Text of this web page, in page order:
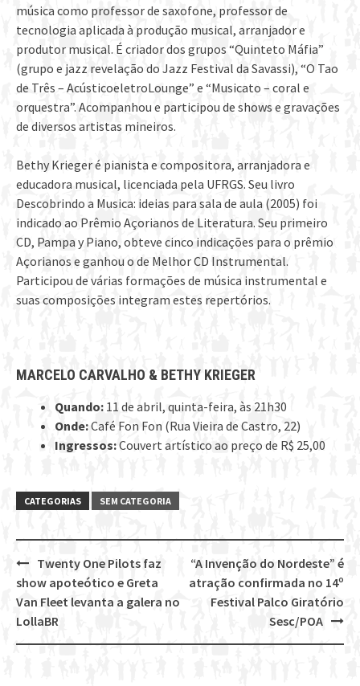
música como professor de saxofone, professor de
tecnologia aplicada à produção musical, arranjador e
produtor musical. É criador dos grupos “Quinteto Máfia”
(grupo e jazz revelação do Jazz Festival da Savassi), “O Tao
de Três – AcústicoeletroLounge” e “Musicato – coral e
orquestra”. Acompanhou e participou de shows e gravações
de diversos artistas mineiros.
Bethy Krieger é pianista e compositora, arranjadora e
educadora musical, licenciada pela UFRGS. Seu livro
Descobrindo a Musica: ideias para sala de aula (2005) foi
indicado ao Prêmio Açorianos de Literatura. Seu primeiro
CD, Pampa y Piano, obteve cinco indicações para o prêmio
Açorianos e ganhou o de Melhor CD Instrumental.
Participou de várias formações de música instrumental e
suas composições integram estes repertórios.
MARCELO CARVALHO & BETHY KRIEGER
Quando: 11 de abril, quinta-feira, às 21h30
Onde:Café Fon Fon (Rua Vieira de Castro, 22)
Ingressos:Couvert artístico ao preço de R$ 25,00
CATEGORIAS SEM CATEGORIA
Post
navigation
“A Invenção do Nordeste” é
atração confirmada no 14º
Festival Palco Giratório
Sesc/POA
Twenty One Pilots faz
show apoteótico e Greta
Van Fleet levanta a galera no
LollaBR